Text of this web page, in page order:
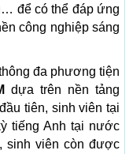
để có thể đáp ứng
công nghiệp sáng
đa phương tiện
dựa trên nền tảng
tiên, sinh viên tại
tiếng Anh tại nước
sinh viên còn được